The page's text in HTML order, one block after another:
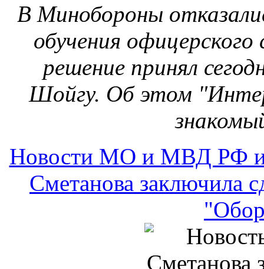
В Минобороны
обучения
решение принял
Шойгу. Об этом
Новости МО и МВД РФ
Сметанова заключила